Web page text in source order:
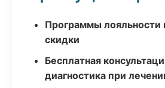
Программы лояльности
скидки
Бесплатная
диагностика при